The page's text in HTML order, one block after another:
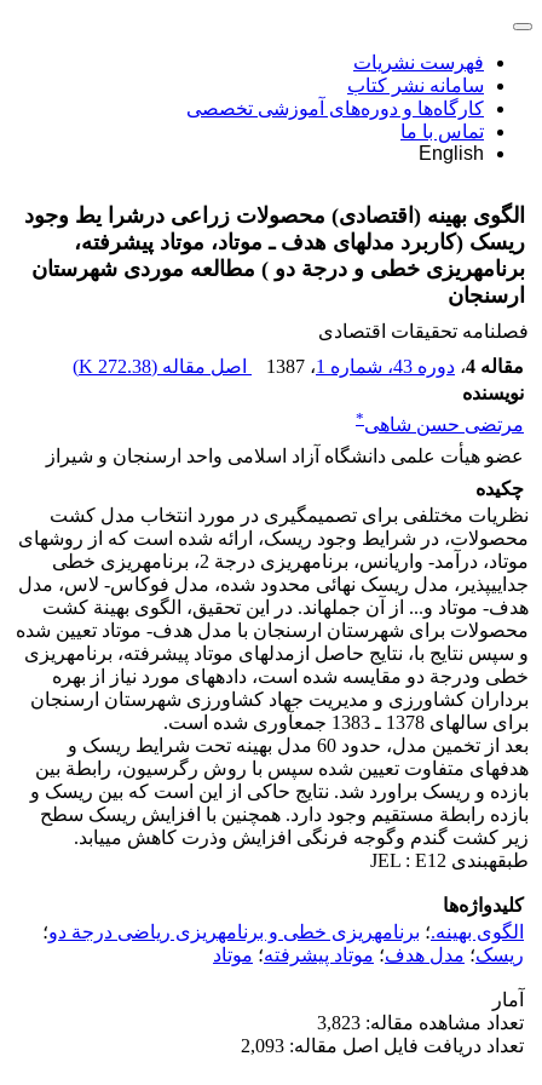
فهرست نشریات
سامانه نشر کتاب
کارگاه‌ها و دوره‌های آموزشی تخصصی
تماس با ما
English
الگوی بهینه (اقتصادی) محصولات زراعی درشرا یط وجود
ریسک (کاربرد مدل‎های هدف ـ موتاد، موتاد پیشرفته،
برنامه‎ریزی خطی و درجة دو ) مطالعه موردی شهرستان
ارسنجان
فصلنامه تحقیقات اقتصادی
مقاله 4
، دوره 43، شماره 1 ، 1387 اصل مقاله (272.38 K
)
نویسنده
مرتضی حسن شاهی*
عضو هیأت علمی دانشگاه آزاد اسلامی واحد ارسنجان و شیراز
چکیده
نظریات مختلفی برای تصمیم‎گیری در مورد انتخاب مدل کشت
محصولات، در شرایط وجود ریسک، ارائه شده است که از روش‎های
موتاد، درآمد- واریانس، برنامه‎ریزی درجة 2، برنامه‎ریزی خطی
جدایی‎پذیر، مدل ریسک نهائی محدود شده، مدل فوکاس- لاس، مدل
هدف- موتاد و... از آن جمله‎اند. در این تحقیق، الگوی بهینة کشت
محصولات برای شهرستان ارسنجان با مدل هدف- موتاد تعیین شده
و سپس نتایج با، نتایج حاصل ازمدل‎های موتاد پیشرفته، برنامه‎ریزی
خطی ودرجة دو مقایسه شده است، داده‎های مورد نیاز از بهره
برداران کشاورزی و مدیریت جهاد کشاورزی شهرستان ارسنجان
برای سال‎های 1378 ـ 1383 جمع‎آوری شده است.
بعد از تخمین مدل، حدود 60 مدل بهینه تحت شرایط ریسک و
هدف‎های متفاوت تعیین شده سپس با روش رگرسیون، رابطة بین
بازده و ریسک براورد شد. نتایج حاکی از این است که بین ریسک و
بازده رابطة مستقیم وجود دارد. هم‎چنین با افزایش ریسک سطح
زیر کشت گندم وگوجه فرنگی افزایش وذرت کاهش می‎یابد.
طبقه‎بندی JEL : E12
کلیدواژه‌ها
الگوی بهینه.؛ برنامه‎ریزی خطی و برنامه‎ریزی ریاضی درجة دو
؛
ریسک؛ مدل هدف؛ موتاد پیشرفته؛ موتاد
آمار
تعداد مشاهده مقاله: 3,823
تعداد دریافت فایل اصل مقاله: 2,093